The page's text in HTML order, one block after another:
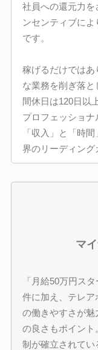
社員への還元力を
ンセンティブに
です。
稼げるだけでは
な業務を削ぎ落
間休日は120日以
プロフェッショナ
「収入」と「時
界のリーディング
マ
「月給50万円ス
件に加え、テレ
の働きやすさが魅
の良さもポイン
制が確立されて